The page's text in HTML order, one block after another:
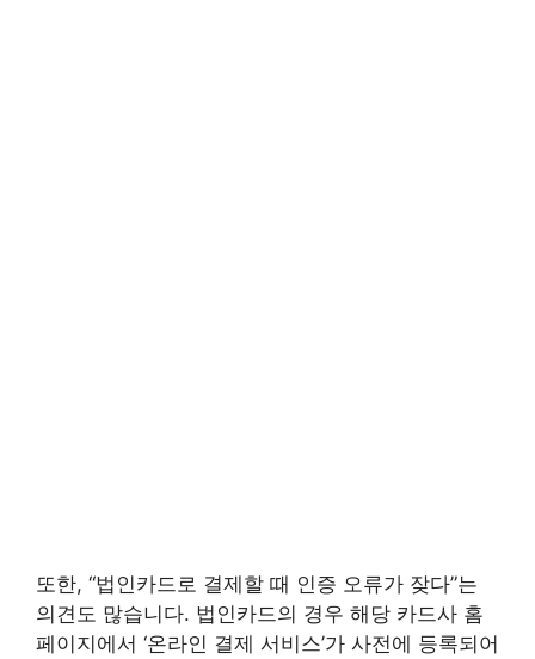
또한, “법인카드로 결제할 때 인증 오류가 잦다”는
의견도 많습니다. 법인카드의 경우 해당 카드사 홈
페이지에서 ‘온라인 결제 서비스’가 사전에 등록되어